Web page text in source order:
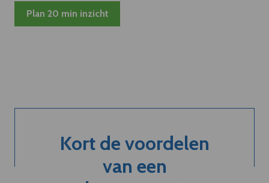
Plan 20 min inzicht
Kort de voordelen
van een